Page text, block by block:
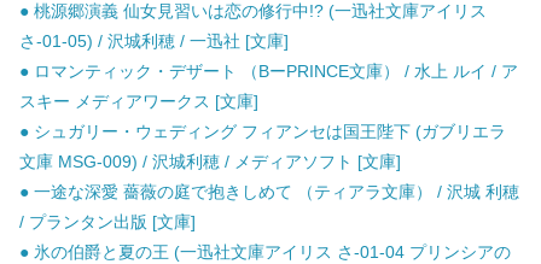
● 桃源郷演義 仙女見習いは恋の修行中!? (一迅社文庫アイリス
さ-01-05) / 沢城利穂 / 一迅社 [文庫]
● ロマンティック・デザート （BーPRINCE文庫） / 水上 ルイ / ア
スキー メディアワークス [文庫]
● シュガリー・ウェディング フィアンセは国王陛下 (ガブリエラ
文庫 MSG-009) / 沢城利穂 / メディアソフト [文庫]
● 一途な深愛 薔薇の庭で抱きしめて （ティアラ文庫） / 沢城 利穂
/ プランタン出版 [文庫]
● 氷の伯爵と夏の王 (一迅社文庫アイリス さ-01-04 プリンシアの